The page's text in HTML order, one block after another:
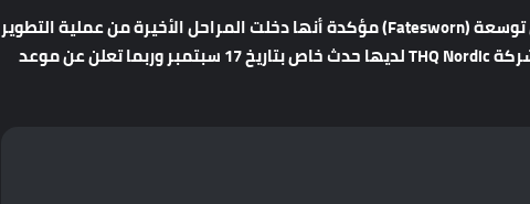
اليوم أعلنت الشركة بشكل رسمي عن توسعة (Fatesworn) مؤكدة أنها دخلت المراحل الأخيرة من عملية التطوير
وسوف تصدر قريباً ، الجدير بالذكر أن شركة THQ Nordic لديها حدث خاص بتاريخ 17 سبتمبر وربما تعلن عن موعد